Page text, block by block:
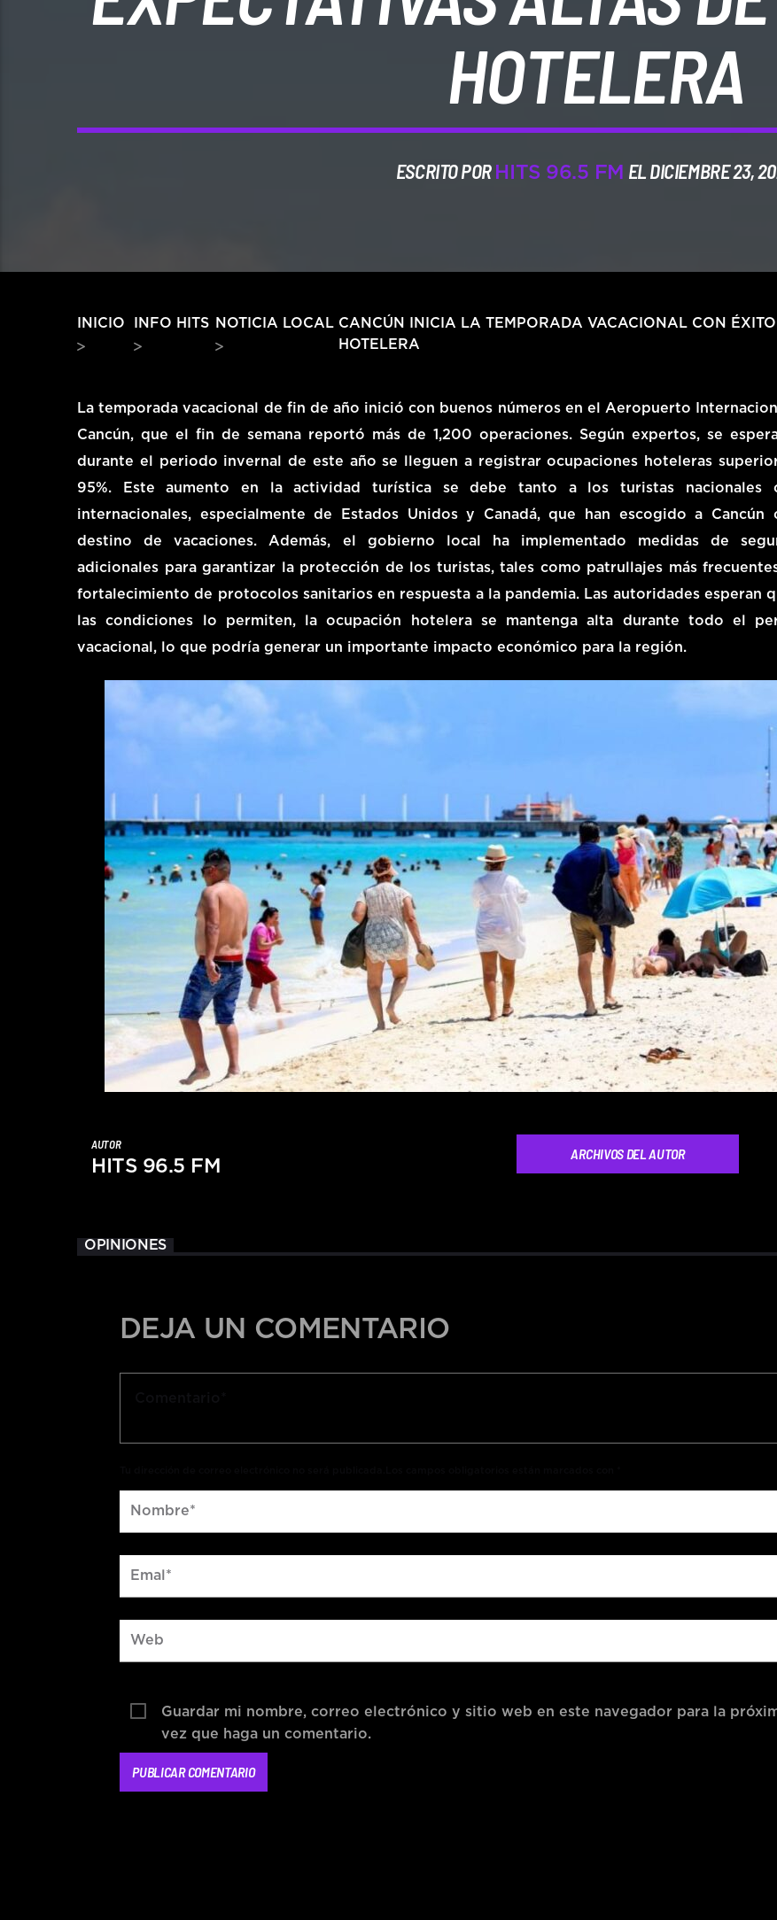
HOTELERA
ESCRITO POR HITS 96.5 FM EL DICIEMBRE 23,
INICIO INFO HITS NOTICIA LOCAL CANCÚN INICIA LA TEMPORADA VACACIONAL CON
HOTELERA
La temporada vacacional de fin de año inició con buenos números en el Aeropuerto
Cancún, que el fin de semana reportó más de 1,200 operaciones. Según expertos, se
durante el periodo invernal de este año se lleguen a registrar ocupaciones hoteleras
95%. Este aumento en la actividad turística se debe tanto a los turistas nacionales
internacionales, especialmente de Estados Unidos y Canadá, que han escogido a Cancún
destino de vacaciones. Además, el gobierno local ha implementado medidas de
adicionales para garantizar la protección de los turistas, tales como patrullajes más
fortalecimiento de protocolos sanitarios en respuesta a la pandemia. Las autoridades esperan
las condiciones lo permiten, la ocupación hotelera se mantenga alta durante todo el
vacacional, lo que podría generar un importante impacto económico para la región.
AUTOR
HITS 96.5 FM
ARCHIVOS DEL AUTOR
OPINIONES
DEJA UN COMENTARIO
Guardar mi nombre, correo electrónico y sitio web en este navegador para la
vez que haga un comentario.